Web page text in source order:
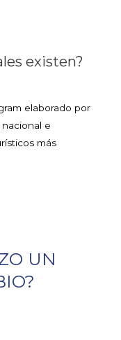
existen?
elaborado por
e
más
UN